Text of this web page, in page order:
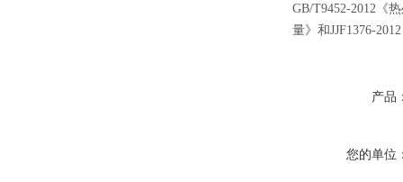
GB/T9452-2012《
量》和JJF1376-
产品
您的单位